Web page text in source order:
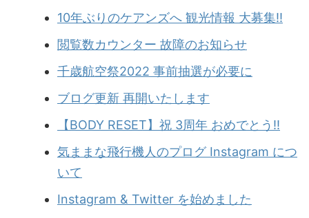
10年ぶりのケアンズへ 観光情報 大募集!!
閲覧数カウンター 故障のお知らせ
千歳航空祭2022 事前抽選が必要に
ブログ更新 再開いたします
【BODY RESET】祝 3周年 おめでとう!!
気ままな飛行機人のプログ Instagram につ
いて
Instagram & Twitter を始めました